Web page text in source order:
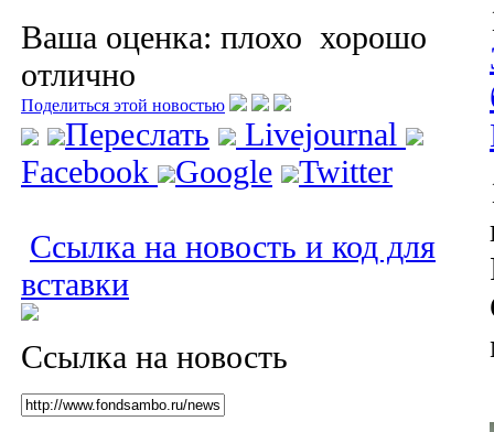
Ваша оценка: плохо хорошо
отлично
Поделиться этой новостью
Переслать
Livejournal
Facebook
Google Twitter
Ссылка на новость и код для
вставки
Ссылка на новость